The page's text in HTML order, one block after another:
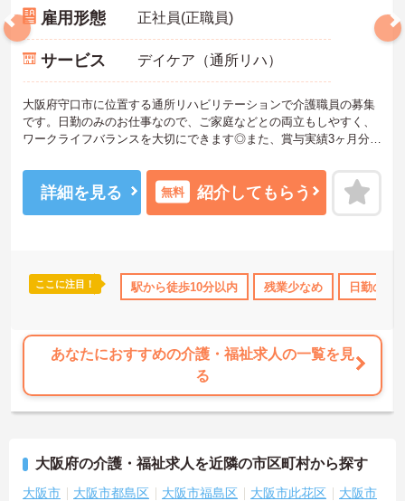
・賞与あり 社会保険完備 交通費支給 退職金制度あり
雇用形態 正社員(正職員)
サービス デイケア（通所リハ）
大阪府守口市に位置する通所リハビリテーションで介護職員の募集
です。日勤のみのお仕事なので、ご家庭などとの両立もしやすく、
ワークライフバランスを大切にできます◎また、賞与実績3ヶ月分！
のポイントお伝えしますのでご気軽にお問い合わせください。
詳細を見る 無料 紹介してもらう
ここに注目！ 駅から徒歩10分以内 残業少なめ 日勤のみ
あなたにおすすめの介護・福祉求人の一覧を見
る
大阪府の介護・福祉求人を近隣の市区町村から探す
大阪市 大阪市都島区 大阪市福島区 大阪市此花区
大阪市